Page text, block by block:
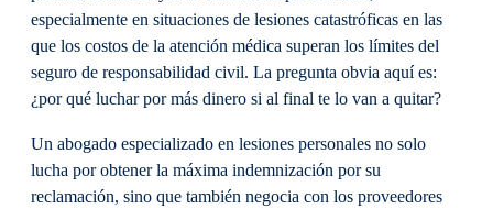
especialmente en situaciones de lesiones catastróficas en las
que los costos de la atención médica superan los límites del
seguro de responsabilidad civil. La pregunta obvia aquí es:
¿por qué luchar por más dinero si al final te lo van a quitar?
Un abogado especializado en lesiones personales no solo
lucha por obtener la máxima indemnización por su
reclamación, sino que también negocia con los proveedores